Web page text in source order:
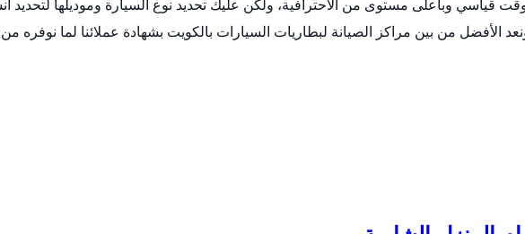
قياسي وبأعلى مستوى من الاحترافية، ولكن عليك تحديد نوع السيارة وموديلها لتحديد
الأفضل من بين مراكز الصيانة لبطاريات السيارات بالكويت بشهادة عملائنا لما نوفره من